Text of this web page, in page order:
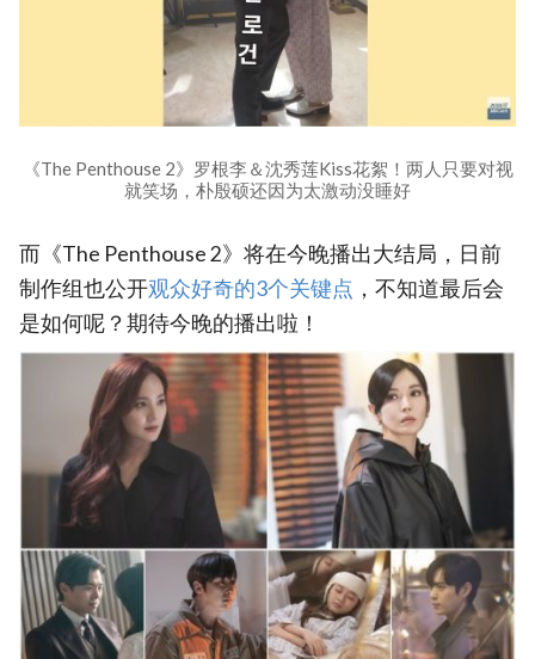
《The Penthouse 2》罗根李＆沈秀莲Kiss花絮！两人只要对视
就笑场，朴殷硕还因为太激动没睡好
而《The Penthouse 2》将在今晚播出大结局，日前
制作组也公开观众好奇的3个关键点 ，不知道最后会
是如何呢？期待今晚的播出啦！